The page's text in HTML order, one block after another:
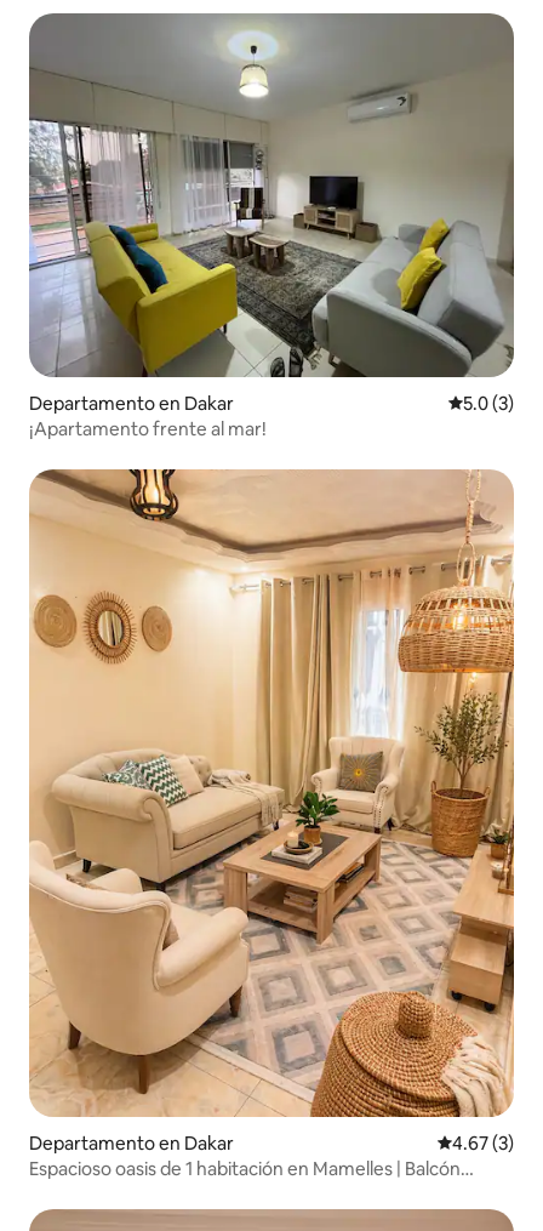
Departamento en Dakar
5.0 (3)
¡Apartamento frente al mar!
Departamento en Dakar Calificación
4.67 (3)
Espacioso oasis de 1 habitación en Mamelles | Balcón